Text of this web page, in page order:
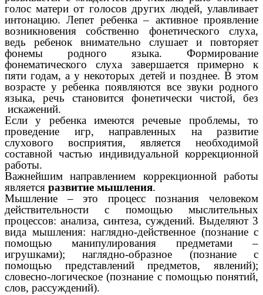
голос матери от голосов других людей, улавливает
интонацию. Лепет ребенка – активное проявление
возникновения собственно фонетического слуха,
ведь ребенок внимательно слушает и повторяет
фонемы родного языка. Формирование
фонематического слуха завершается примерно к
пяти годам, а у некоторых детей и позднее. В этом
возрасте у ребенка появляются все звуки родного
языка, речь становится фонетически чистой, без
искажений.
Если у ребенка имеются речевые проблемы, то
проведение игр, направленных на развитие
слухового восприятия, является необходимой
составной частью индивидуальной коррекционной
работы.
Важнейшим направлением коррекционной работы
является развитие мышления.
Мышление – это процесс познания человеком
действительности с помощью мыслительных
процессов: анализа, синтеза, суждений. Выделяют 3
вида мышления: наглядно-действенное (познание с
помощью манипулирования предметами –
игрушками); наглядно-образное (познание с
помощью представлений предметов, явлений);
словесно-логическое (познание с помощью понятий,
слов, рассуждений).